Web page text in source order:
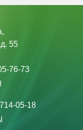
55
76-73
05-18